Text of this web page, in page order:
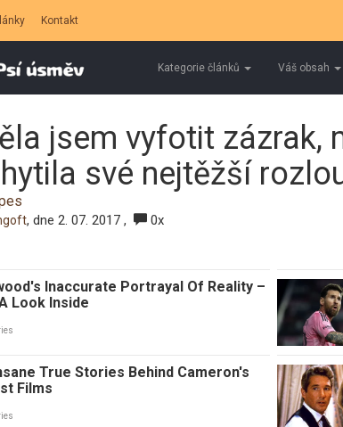
Kontakt
Kategorie článků Váš obsah
jsem vyfotit zázrak,
své nejtěžší
, dne 2. 07. 2017 , 0x